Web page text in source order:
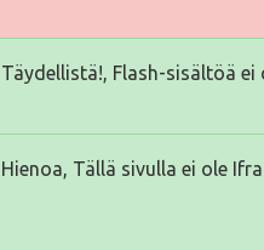
Täydellistä!, Flash-sisältöä ei
Hienoa, Tällä sivulla ei ole